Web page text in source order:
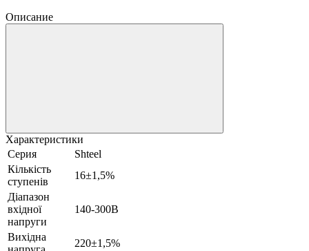
Описание
Характеристики
Серия
Shteel
Кількість
ступенів
16±1,5%
Діапазон
вхідної
напруги
140-300В
Вихідна
220±1,5%